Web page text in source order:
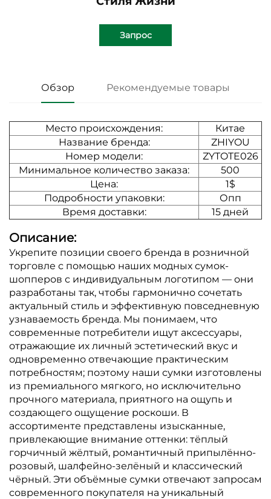
Запрос
Обзор Рекомендуемые товары
Место происхождения:
Китае
Название бренда:
ZHIYOU
Номер модели:
ZYTOTE026
Минимальное количество заказа:
500
Цена:
1$
Подробности упаковки:
Опп
Время доставки:
15 дней
Описание:
Укрепите позиции своего бренда в розничной
торговле с помощью наших модных сумок-
шопперов с индивидуальным логотипом — они
разработаны так, чтобы гармонично сочетать
актуальный стиль и эффективную повседневную
узнаваемость бренда. Мы понимаем, что
современные потребители ищут аксессуары,
отражающие их личный эстетический вкус и
одновременно отвечающие практическим
потребностям; поэтому наши сумки изготовлены
из премиального мягкого, но исключительно
прочного материала, приятного на ощупь и
создающего ощущение роскоши. В
ассортименте представлены изысканные,
привлекающие внимание оттенки: тёплый
горчичный жёлтый, романтичный припылённо-
розовый, шалфейно-зелёный и классический
чёрный. Эти объёмные сумки отвечают запросам
современного покупателя на уникальный